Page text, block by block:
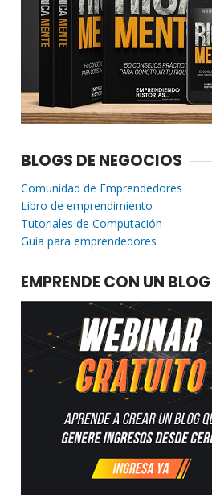
BLOGS DE NEGOCIOS
Comunidad de Emprendedores
Libro de emprendimiento
Tutoriales de Computación
Guía para emprendedores
EMPRENDE CON UN BLOG